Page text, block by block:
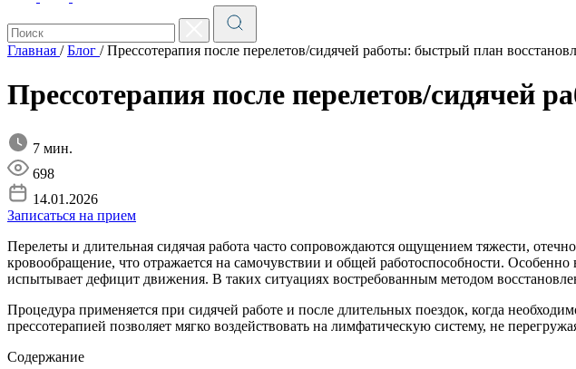
Главная / Блог / Прессотерапия после перелетов/сидячей работы: быстрый план
Прессотерапия после перелетов/сидячей
7 мин.
698
14.01.2026
Записаться на прием
Перелеты и длительная сидячая работа часто сопровождаются ощущением тяжести,
кровообращение, что отражается на самочувствии и общей работоспособности.
испытывает дефицит движения. В таких ситуациях востребованным методом
Процедура применяется при сидячей работе и после длительных поездок, когда
прессотерапией позволяет мягко воздействовать на лимфатическую систему, не
Содержание